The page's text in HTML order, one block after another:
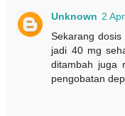
Unknown 2
Sekarang
jadi 40 mg
ditambah juga
pengobatan